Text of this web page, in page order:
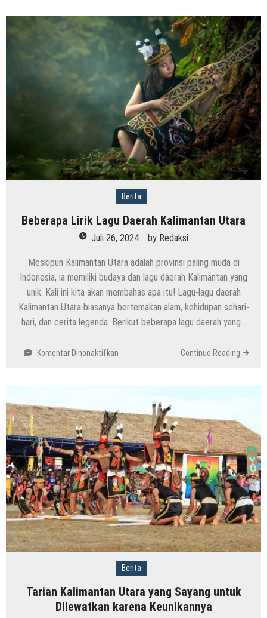
Gebrakan
Energi
Indonesia
Berita
Beberapa Lirik Lagu Daerah Kalimantan Utara
Juli 26, 2024 by Redaksi
Meskipun Kalimantan Utara adalah provinsi paling muda di
Indonesia, ia memiliki budaya dan lagu daerah Kalimantan yang
unik. Kali ini kita akan membahas apa itu! Lagu-lagu daerah
Kalimantan Utara biasanya bertemakan alam, kehidupan sehari-
hari, dan cerita legenda. Berikut beberapa lagu daerah yang…
Komentar Dinonaktifkan
Kalimantan
Utara
Continue Reading
Berita
Tarian Kalimantan Utara yang Sayang untuk
Dilewatkan karena Keunikannya